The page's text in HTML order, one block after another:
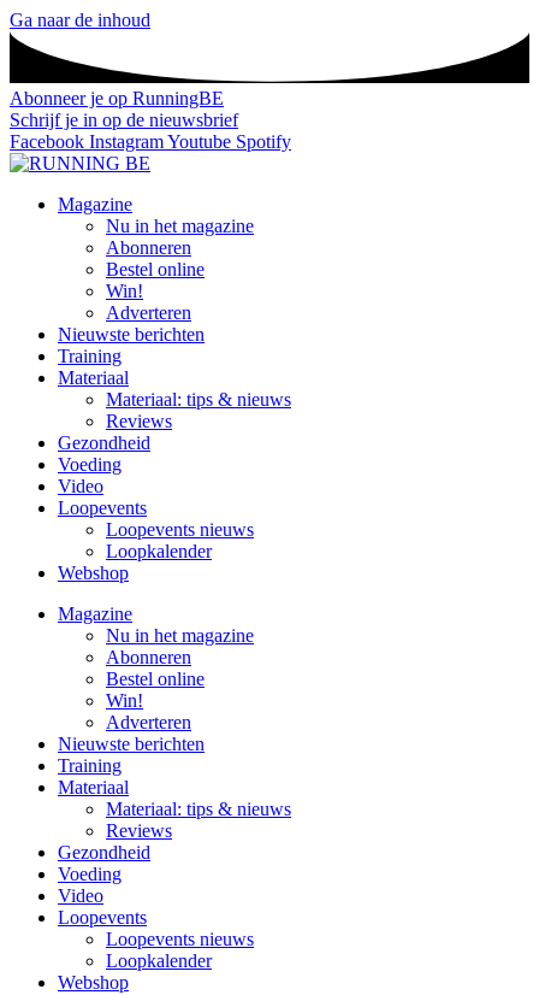
Ga naar de inhoud
Abonneer je op RunningBE
Schrijf je in op de nieuwsbrief
Facebook InstagramYoutube Spotify
Magazine
Nu in het magazine
Abonneren
Bestel online
Win!
Adverteren
Nieuwste berichten
Training
Materiaal
Materiaal: tips & nieuws
Reviews
Gezondheid
Voeding
Video
Loopevents
Loopevents nieuws
Loopkalender
Webshop
Magazine
Nu in het magazine
Abonneren
Bestel online
Win!
Adverteren
Nieuwste berichten
Training
Materiaal
Materiaal: tips & nieuws
Reviews
Gezondheid
Voeding
Video
Loopevents
Loopevents nieuws
Loopkalender
Webshop